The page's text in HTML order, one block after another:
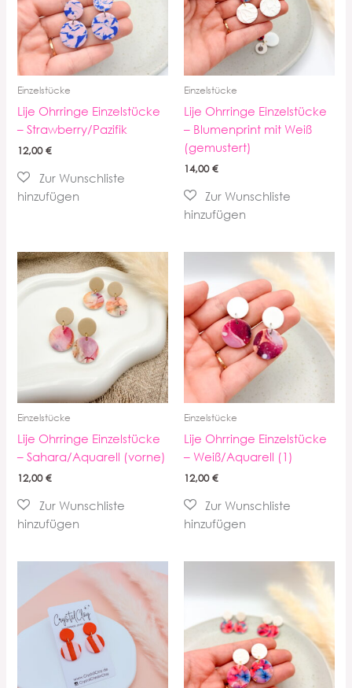
Einzelstücke
Lije Ohrringe Einzelstücke
– Strawberry/Pazifik
12,00€
Einzelstücke
Lije Ohrringe Einzelstücke
– Blumenprint mit Weiß
(gemustert)
14,00€
Einzelstücke
Lije Ohrringe Einzelstücke
– Sahara/Aquarell (vorne)
12,00€
Einzelstücke
Lije Ohrringe Einzelstücke
– Weiß/Aquarell (1)
12,00€